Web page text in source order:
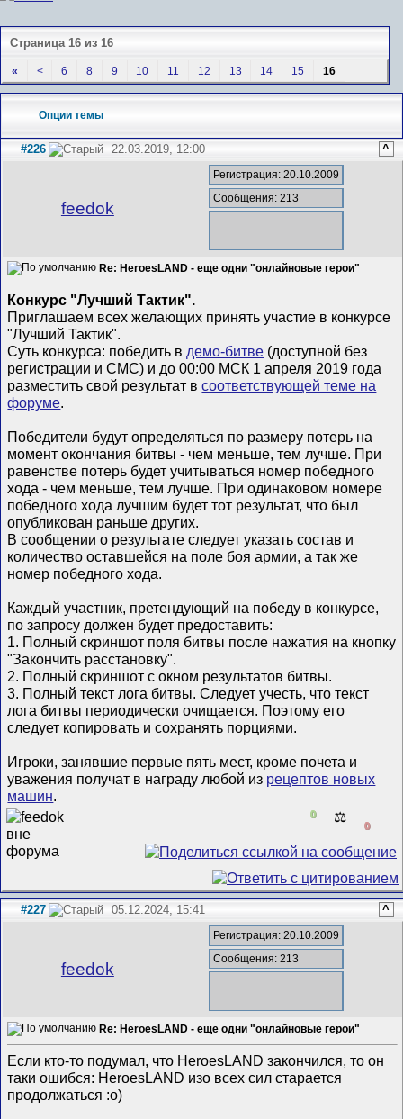
Страница 16 из 16
« < 6 8 9 10 11 12 13 14 15 16
Опции темы
#226 22.03.2019, 12:00 ^
feedok
Регистрация: 20.10.2009
Сообщения: 213
Re: HeroesLAND - еще одни "онлайновые герои"
Конкурс "Лучший Тактик".
Приглашаем всех желающих принять участие в конкурсе
"Лучший Тактик".
Суть конкурса: победить в демо-битве (доступной без
регистрации и СМС) и до 00:00 МСК 1 апреля 2019 года
разместить свой результат всоответствующей теме на
форуме.
Победители будут определяться по размеру потерь на
момент окончания битвы - чем меньше, тем лучше. При
равенстве потерь будет учитываться номер победного
хода - чем меньше, тем лучше. При одинаковом номере
победного хода лучшим будет тот результат, что был
опубликован раньше других.
В сообщении о результате следует указать состав и
количество оставшейся на поле боя армии, а так же
номер победного хода.
Каждый участник, претендующий на победу в конкурсе,
по запросу должен будет предоставить:
1. Полный скриншот поля битвы после нажатия на кнопку
"Закончить расстановку".
2. Полный скриншот с окном результатов битвы.
3. Полный текст лога битвы. Следует учесть, что текст
лога битвы периодически очищается. Поэтому его
следует копировать и сохранять порциями.
Игроки, занявшие первые пять мест, кроме почета и
уважения получат в награду любой из рецептов новых
машин.
0 ⚖️
0
#227 05.12.2024, 15:41 ^
feedok
Регистрация: 20.10.2009
Сообщения: 213
Re: HeroesLAND - еще одни "онлайновые герои"
Если кто-то подумал, что HeroesLAND закончился, то он
таки ошибся: HeroesLAND изо всех сил старается
продолжаться :о)